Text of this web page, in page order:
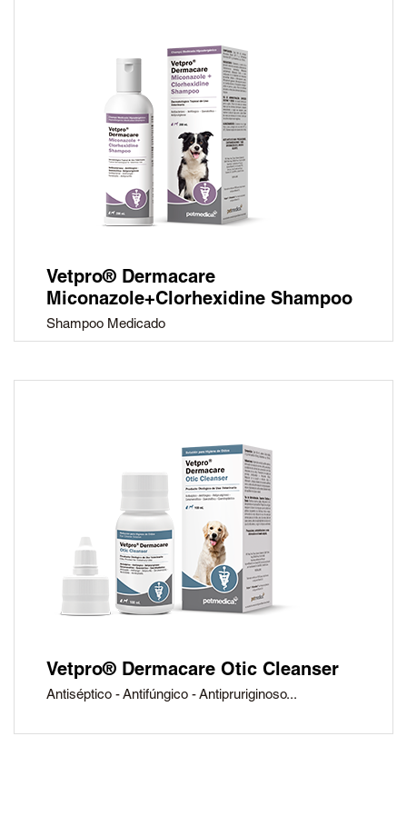
Vetpro® Dermacare
Miconazole+Clorhexidine Shampoo
Shampoo Medicado
Vetpro® Dermacare Otic Cleanser
Antiséptico - Antifúngico - Antipruriginoso...